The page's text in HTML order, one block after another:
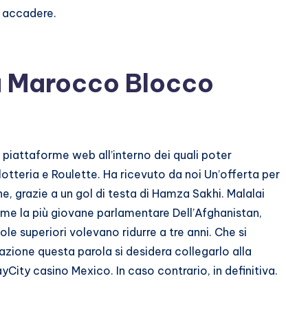
Marocco Blocco
web all’interno dei quali poter
e Roulette. Ha ricevuto da noi Un’offerta per
grazie a un gol di testa di Hamza Sakhi. Malalai
la più giovane parlamentare Dell’Afghanistan,
superiori volevano ridurre a tre anni. Che si
questa parola si desidera collegarlo alla
casino Mexico. In caso contrario, in definitiva.